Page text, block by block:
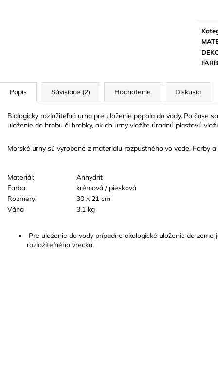
Popis Súvisiace (2) Hodnotenie Diskusia
Biologicky rozložiteľná urna pre uloženie popola do vody. Po čase
uloženie do hrobu či hrobky, ak do urny vložíte úradnú plastovú
Morské urny sú vyrobené z materiálu rozpustného vo vode. Farby
Materiál:
Anhydrit
Farba:
krémová / piesková
Rozmery:
30 x 21 cm
Váha
3,1 kg
Pre uloženie do vody prípadne ekologické uloženie do
rozložiteľného vrecka.